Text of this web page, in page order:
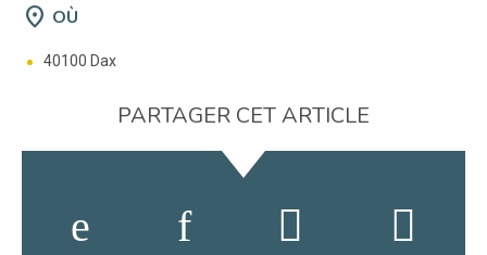
location_on OÙ
40100 Dax
PARTAGER CET ARTICLE